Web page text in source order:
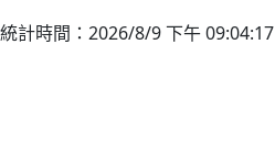
統計時間：2026/8/9 下午 09:04:17